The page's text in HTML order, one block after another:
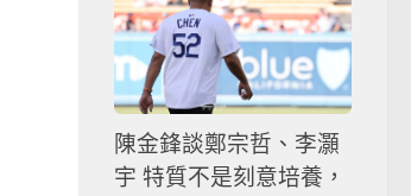
陳金鋒談鄭宗哲、李灝
宇 特質不是刻意培養，